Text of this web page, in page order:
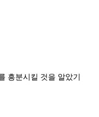
흥분시킬 것을 알았기